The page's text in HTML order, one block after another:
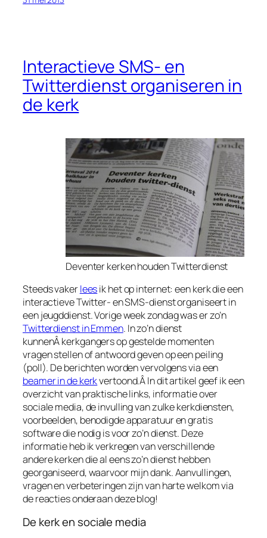
Interactieve SMS- en
Twitterdienst organiseren in
de kerk
Deventer kerken houden Twitterdienst
Steeds vakerleesik het op internet: een kerk die een
interactieve Twitter- en SMS-dienst organiseert in
een jeugddienst. Vorige week zondag was er zo’n
Twitterdienst in Emmen. In zo’n dienst
kunnenÂ kerkgangers op gestelde momenten
vragen stellen of antwoord geven op een peiling
(poll). De berichten worden vervolgens via een
beamer in de kerkvertoond.Â In dit artikel geef ik een
overzicht van praktische links, informatie over
sociale media, de invulling van zulke kerkdiensten,
voorbeelden, benodigde apparatuur en gratis
software die nodig is voor zo’n dienst. Deze
informatie heb ik verkregen van verschillende
andere kerken die al eens zo’n dienst hebben
georganiseerd, waarvoor mijn dank.Aanvullingen,
vragen en verbeteringen zijn van harte welkom via
de reacties onderaan deze blog!
De kerk en sociale media